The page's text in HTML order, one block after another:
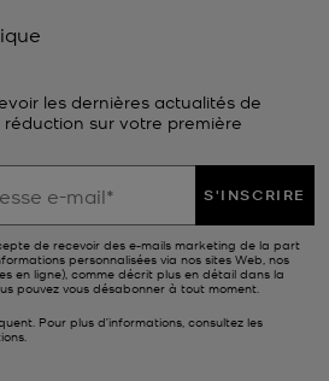
les dernières actualités de
réduction sur votre première
S'INSCRIRE
de recevoir des e-mails marketing de la part
personnalisées via nos sites Web, nos
en ligne), comme décrit plus en détail dans la
pouvez vous désabonner à tout moment.
Pour plus d’informations, consultez les